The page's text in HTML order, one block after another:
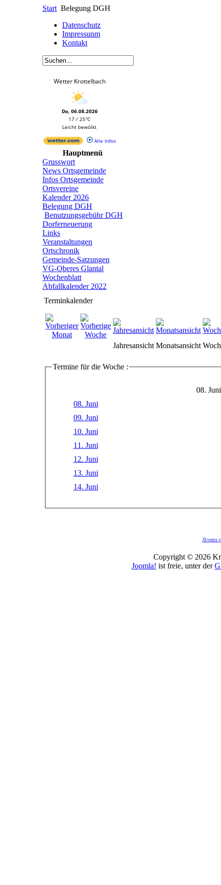
Start Belegung DGH
Datenschutz
Impressunm
Kontakt
Wetter Krottelbach
Do, 06.08.2026
17 / 25°C
Leicht bewölkt
Alle Infos
Hauptmenü
Grusswort
News Ortsgemeinde
Infos Ortsgemeinde
Ortsvereine
Kalender 2026
Belegung DGH
Benutzungsgebühr DGH
Dorferneuerung
Links
Veranstaltungen
Ortschronik
Gemeinde-Satzungen
VG-Oberes Glantal
Wochenblatt
Abfallkalender 2022
Terminkalender
Jahresansicht Monatsansicht
Termine für die Woche :
08.
08. Juni
09. Juni
10. Juni
11. Juni
12. Juni
13. Juni
14. Juni
JEvents
Copyright © 2026
Joomla! ist freie, unter der